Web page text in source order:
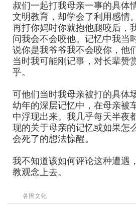
叔们一起打我母亲一事的具体
文明教育，却学会了利用感情
再打你妈时你就抱他腿咬后，
问我会不会咬他。记忆中我当
说你是我爷爷我不会咬你，他
当时我可能刚记事，对长辈赞
乎。
可他们当时我母亲被打的具体
幼年的深层记忆中，在母亲被
中浮现出来。我几乎每天半夜
现的关于母亲的记忆或如果怎
会死了的想法惊醒。
我不知道该如何评论这种遭遇
教观念上去。
各国文化